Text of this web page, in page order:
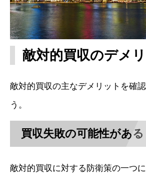
敵対的買収のデメ
敵対的買収の主なデメリットを確
う。
買収失敗の可能性がある
敵対的買収に対する防衛策の一つ